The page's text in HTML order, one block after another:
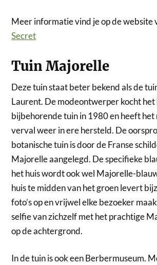
Meer informatie vind je op de website
Secret
Tuin Majorelle
Deze tuin staat beter bekend als de
Laurent. De modeontwerper kocht het
bijbehorende tuin in 1980 en heeft het
verval weer in ere hersteld. De
botanische tuin is door de Franse
Majorelle aangelegd. De specifieke
het huis wordt ook wel Majorelle-
huis te midden van het groen levert
foto’s op en vrijwel elke bezoeker
selfie van zichzelf met het prachtige
op de achtergrond.
In de tuin is ook een Berbermuseum.